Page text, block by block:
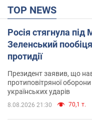
TOP NEWS
Росія стягнула
Зеленський
протидії
Президент заявив, що
протиповітряної
українських ударів
8.08.2026 21:30 70,1 т.